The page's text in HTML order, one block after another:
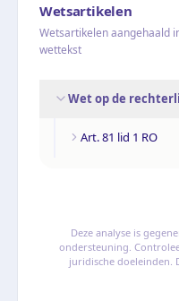
Wetsartikelen
Wetsartikelen aangehaald
wettekst
Wet op de
Art. 81 lid 1 RO
Deze analyse is
ondersteuning.
juridische doeleinden.